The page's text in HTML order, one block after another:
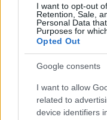
I want to opt-out
Retention, Sale,
Personal Data
Purposes for
Opted Out
Google consents
I want to allow
related to
device identifiers
Tischler
Apor Péter
A